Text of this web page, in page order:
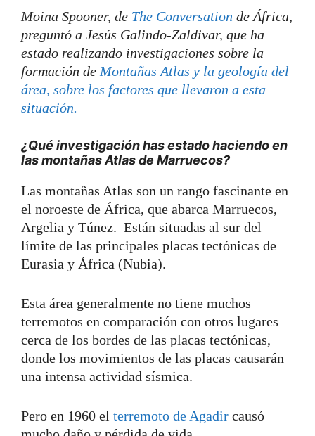
Moina Spooner, de The Conversation de África,
preguntó a Jesús Galindo-Zaldivar, que ha
estado realizando investigaciones sobre la
formación de Montañas Atlas y la geología del
área, sobre los factores que llevaron a esta
situación.
¿Qué investigación has estado haciendo en
las montañas Atlas de Marruecos?
Las montañas Atlas son un rango fascinante en
el noroeste de África, que abarca Marruecos,
Argelia y Túnez. Están situadas al sur del
límite de las principales placas tectónicas de
Eurasia y África (Nubia).
Esta área generalmente no tiene muchos
terremotos en comparación con otros lugares
cerca de los bordes de las placas tectónicas,
donde los movimientos de las placas causarán
una intensa actividad sísmica.
Pero en 1960 el terremoto de Agadir causó